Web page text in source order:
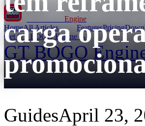
Engine
HomeAll Articles FeaturesPricing
Get GT BOGO Engine →
GT BOGO
carga
GuidesApril 23,